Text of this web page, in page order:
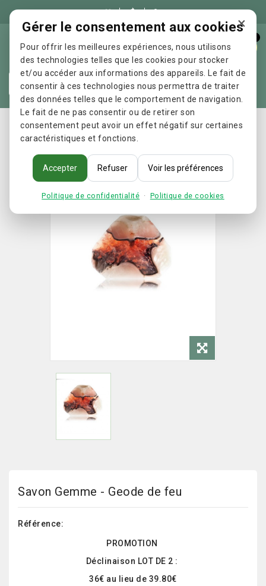
×
Gérer le consentement aux cookies
Pour offrir les meilleures expériences, nous utilisons
des technologies telles que les cookies pour stocker
et/ou accéder aux informations des appareils. Le fait de
consentir à ces technologies nous permettra de traiter
des données telles que le comportement de navigation.
Le fait de ne pas consentir ou de retirer son
consentement peut avoir un effet négatif sur certaines
caractéristiques et fonctions.
Accepter Refuser Voir les préférences
Politique de confidentialité · Politique de cookies

Accueil HYGIENE Savons Savons Gemme
Savon
Gemme - Geode de feu
Promo !
Savon Gemme - Geode de feu
Référence:
PROMOTION
Déclinaison LOT DE 2 :
36€ au lieu de 39.80€